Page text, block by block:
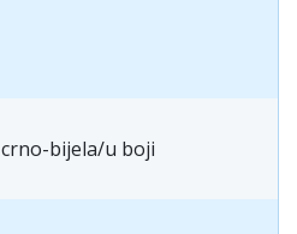
crno-bijela/u boji